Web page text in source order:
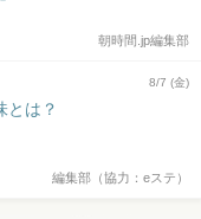
朝時間.jp編集部
8/7 (金)
とは？
編集部（協力：eステ）